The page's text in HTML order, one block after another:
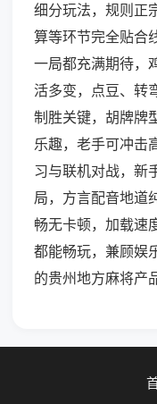
细分玩法，规则正
算等环节完全贴合
一局都充满期待，
活多变，点豆、转
制胜关键，胡牌牌
乐趣，老手可冲击
习与联机对战，新
局，方言配音地道
畅无卡顿，加载速
都能畅玩，兼顾娱
的贵州地方麻将产